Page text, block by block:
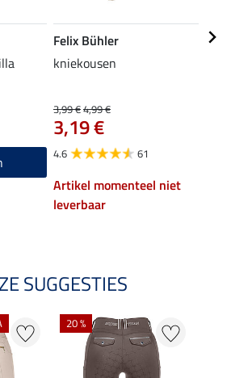
Felix Bühler
kniekousen
3,99 €4,99 €
3,19 €
4.6 61
Artikel momenteel niet
leverbaar
SUGGESTIES
20 %